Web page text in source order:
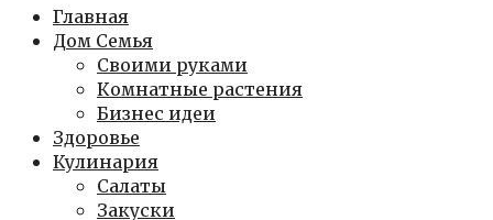
Главная
Дом Семья
Своими руками
Комнатные растения
Бизнес идеи
Здоровье
Кулинария
Салаты
Закуски